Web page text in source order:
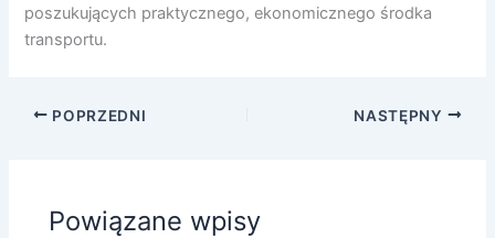
poszukujących praktycznego, ekonomicznego środka
transportu.
POPRZEDNI NASTĘPNY
Powiązane wpisy